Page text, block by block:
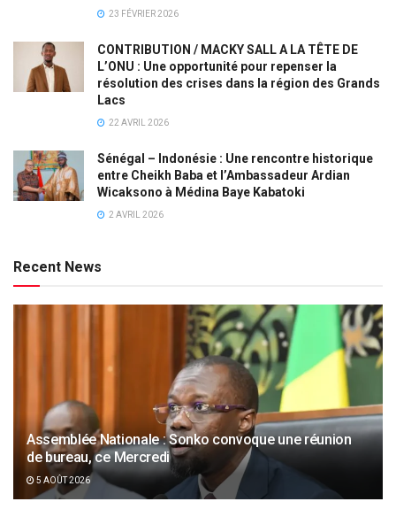
23 FÉVRIER 2026
CONTRIBUTION / MACKY SALL A LA TÊTE DE
L’ONU : Une opportunité pour repenser la
résolution des crises dans la région des Grands
Lacs
22 AVRIL 2026
Sénégal – Indonésie : Une rencontre historique
entre Cheikh Baba et l’Ambassadeur Ardian
Wicaksono à Médina Baye Kabatoki
2 AVRIL 2026
Recent News
Assemblée Nationale : Sonko convoque une réunion
de bureau, ce Mercredi
5 AOÛT 2026